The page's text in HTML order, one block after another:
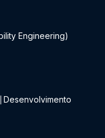
Engineering)
Desenvolvimento